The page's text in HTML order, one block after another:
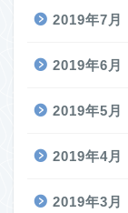
2019年7月
2019年6月
2019年5月
2019年4月
2019年3月